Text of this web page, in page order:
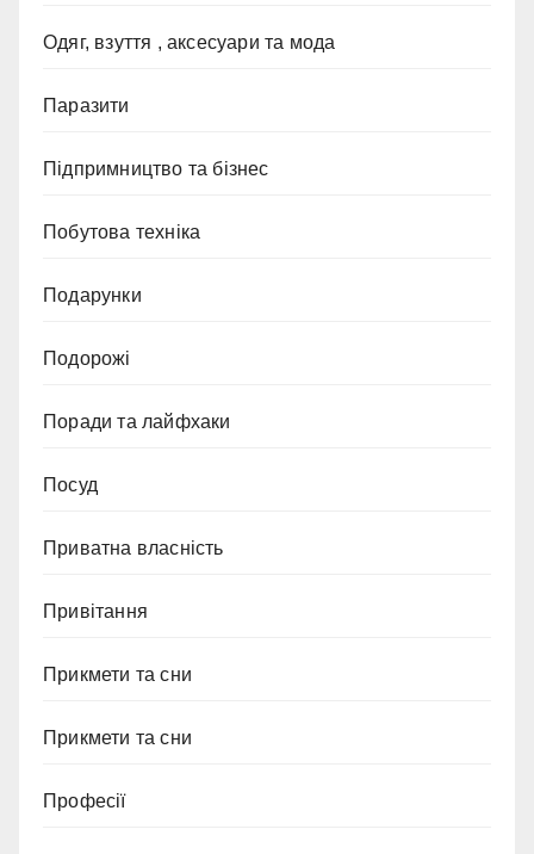
Одяг, взуття , аксесуари та мода
Паразити
Підпримництво та бізнес
Побутова техніка
Подарунки
Подорожі
Поради та лайфхаки
Посуд
Приватна власність
Привітання
Прикмети та сни
Прикмети та сни
Професії